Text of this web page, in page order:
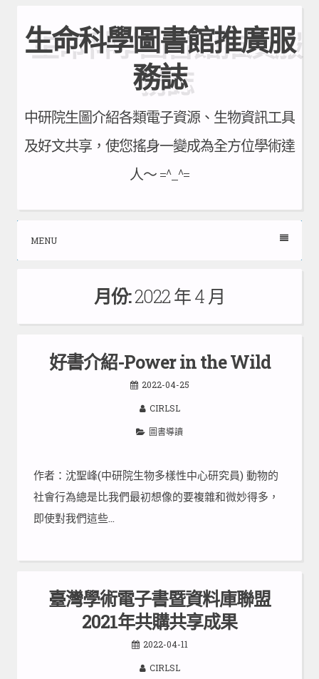
to
content
生命科學圖書館推廣服
務誌
中研院生圖介紹各類電子資源、生物資訊工具
及好文共享，使您搖身一變成為全方位學術達
人～ =^_^=
MENU
月份:2022 年 4 月
好書介紹-Power in the Wild
2022-04-25
CIRLSL
圖書導讀
作者：沈聖峰(中研院生物多樣性中心研究員) 動物的
社會行為總是比我們最初想像的要複雜和微妙得多，
即使對我們這些…
臺灣學術電子書暨資料庫聯盟
2021年共購共享成果
2022-04-11
CIRLSL